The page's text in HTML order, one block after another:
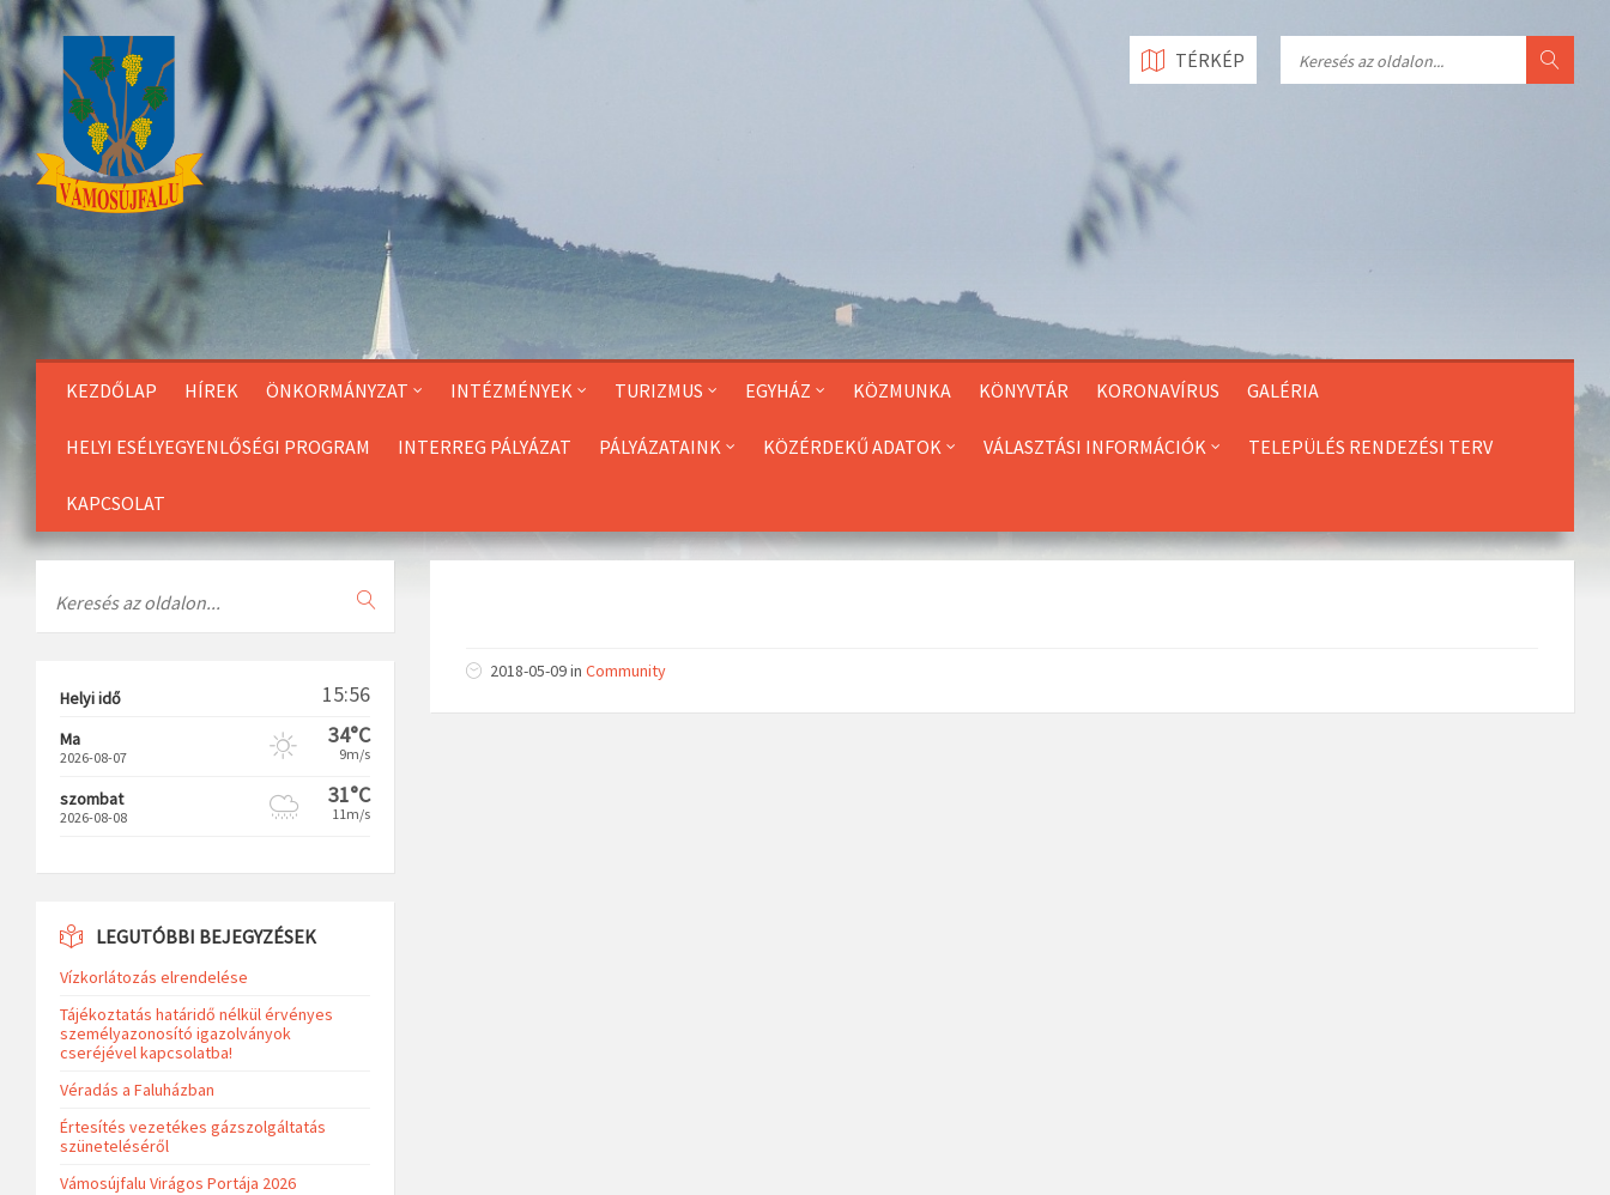
Skip
to
Content
KEZDŐLAP HÍREK ÖNKORMÁNYZAT INTÉZMÉNYEK TURIZMUS EGYHÁZ KÖZMUNKA KÖNYVTÁR KORONAVÍRUS GALÉRIA
HELYI ESÉLYEGYENLŐSÉGI PROGRAM INTERREG PÁLYÁZAT PÁLYÁZATAINK KÖZÉRDEKŰ ADATOK VÁLASZTÁSI INFORMÁCIÓK TELEPÜLÉS RENDEZÉSI TERV
KAPCSOLAT
TÉRKÉP
2018-05-09 in Community
Helyi idő 15:56
Ma
2026-08-07
34°C
9m/s
szombat
2026-08-08
31°C
11m/s
LEGUTÓBBI BEJEGYZÉSEK
Vízkorlátozás elrendelése
Tájékoztatás határidő nélkül érvényes
személyazonosító igazolványok
cseréjével kapcsolatba!
Véradás a Faluházban
Értesítés vezetékes gázszolgáltatás
szüneteléséről
Vámosújfalu Virágos Portája 2026